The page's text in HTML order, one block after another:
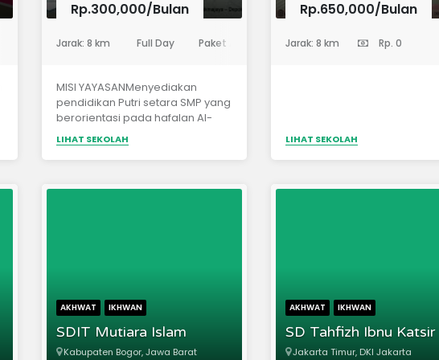
Rp.300,000/Bulan
Jarak: 8 km Full Day Paket A/B/C Rp. 3,400,000
MISI YAYASANMenyediakan
pendidikan Putri setara SMP yang
berorientasi pada hafalan Al-
keterampilan.Menyediakan
pendidikan Islam bagi
pelatihan keterampilan bagi
LIHAT SEKOLAH
Rp.650,000/Bulan
Jarak: 8 km Rp. 0
LIHAT SEKOLAH
AKHWAT IKHWAN
SDIT Mutiara Islam
Kabupaten Bogor, Jawa Barat
AKHWAT IKHWAN
SD Tahfizh Ibnu Katsir
Jakarta Timur, DKI Jakarta